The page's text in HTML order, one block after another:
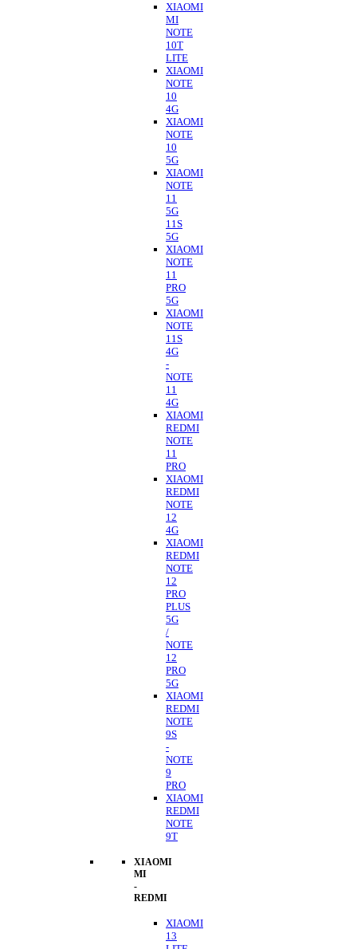
XIAOMI
MI
NOTE
10T
LITE
XIAOMI
NOTE
10
4G
XIAOMI
NOTE
10
5G
XIAOMI
NOTE
11
5G
11S
5G
XIAOMI
NOTE
11
PRO
5G
XIAOMI
NOTE
11S
4G
-
NOTE
11
4G
XIAOMI
REDMI
NOTE
11
PRO
XIAOMI
REDMI
NOTE
12
4G
XIAOMI
REDMI
NOTE
12
PRO
PLUS
5G
/
NOTE
12
PRO
5G
XIAOMI
REDMI
NOTE
9S
-
NOTE
9
PRO
XIAOMI
REDMI
NOTE
9T
XIAOMI
MI
-
REDMI
XIAOMI
13